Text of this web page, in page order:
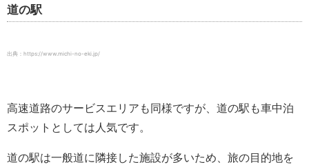
道の駅
出典：https://www.michi-no-eki.jp/
高速道路のサービスエリアも同様ですが、道の駅も車中泊
スポットとしては人気です。
道の駅は一般道に隣接した施設が多いため、旅の目的地を